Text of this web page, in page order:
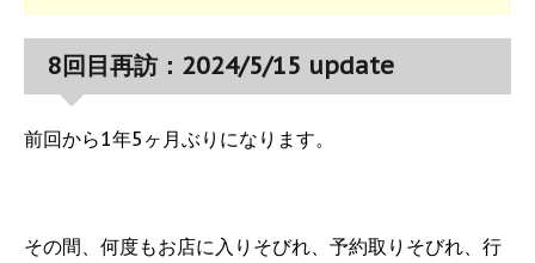
8回目再訪：2024/5/15 update
前回から1年5ヶ月ぶりになります。
その間、何度もお店に入りそびれ、予約取りそびれ、行